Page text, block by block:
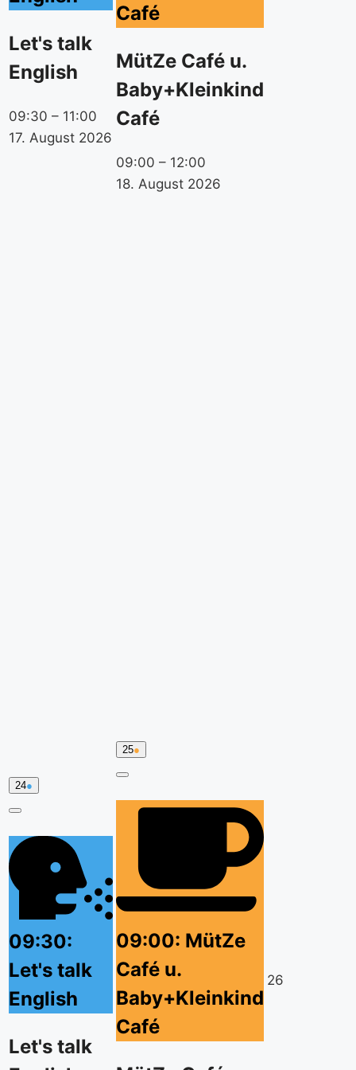
Let's talk
English
09:30 – 11:00
17. August 2026
Café
MütZe Café u.
Baby+Kleinkind
Café
09:00 – 12:00
18. August 2026
2424.
August
●
event
Close
09:30:
Let's talk
English
Let's talk
2525.
August
●
event
Close
09:00: MütZe
Café u.
Baby+Kleinkind
Café
26